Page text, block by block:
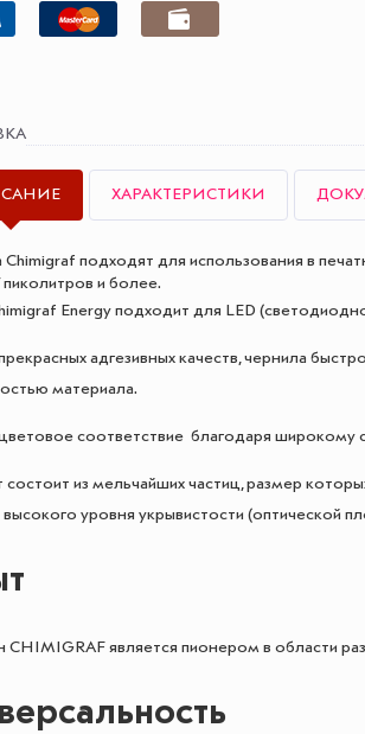
ХАРАКТЕРИСТИКИ
подходят для использования в
пиколитров и более.
Energy подходит для LED
адгезивных качеств, чернила
материала.
соответствие благодаря широкому
состоит из мельчайших частиц, размер
уровня укрывистости (оптической
CHIMIGRAF является пионером в области